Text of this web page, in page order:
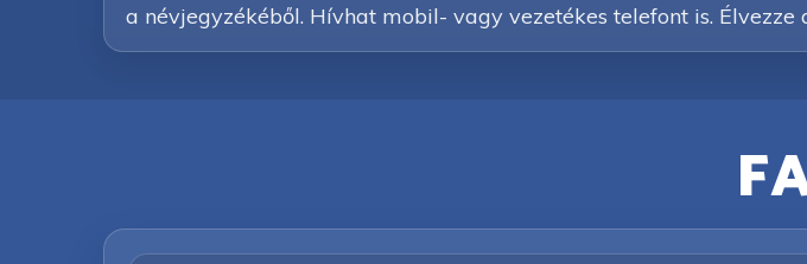
a névjegyzékéből. Hívhat mobil- vagy vezetékes telefont is.